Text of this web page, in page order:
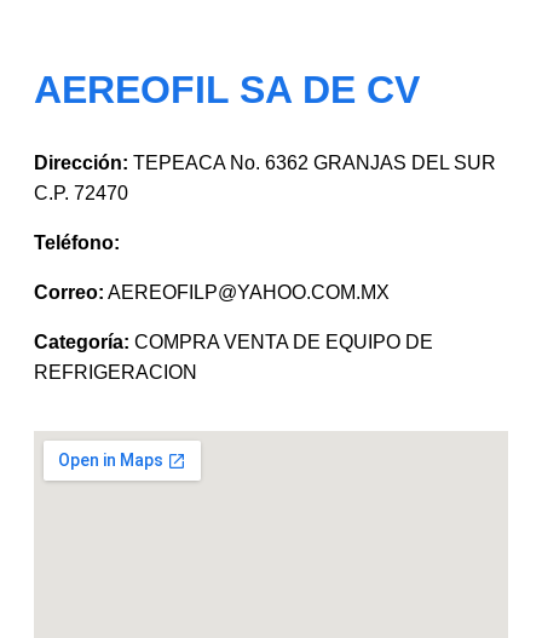
AEREOFIL SA DE CV
Dirección: TEPEACA No. 6362 GRANJAS DEL SUR
C.P. 72470
Teléfono:
Correo: AEREOFILP@YAHOO.COM.MX
Categoría: COMPRA VENTA DE EQUIPO DE
REFRIGERACION